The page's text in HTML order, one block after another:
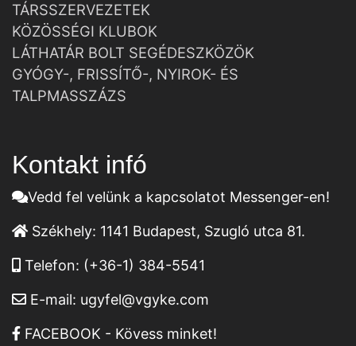
TÁRSSZERVEZETEK
KÖZÖSSÉGI KLUBOK
LÁTHATÁR BOLT SEGÉDESZKÖZÖK
GYÓGY-, FRISSÍTŐ-, NYIROK- ÉS
TALPMASSZÁZS
Kontakt infó
Vedd fel velünk a kapcsolatot Messenger-en!
Székhely: 1141 Budapest, Szugló utca 81.
Telefon: (+36-1) 384-5541
E-mail: ugyfel@vgyke.com
FACEBOOK - Kövess minket!